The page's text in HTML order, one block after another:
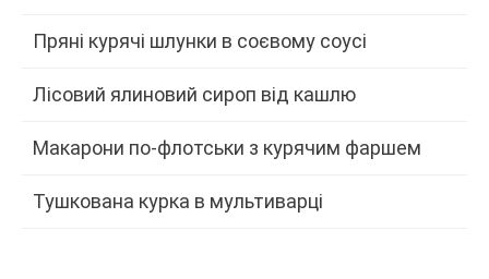
Пряні курячі шлунки в соєвому соусі
Лісовий ялиновий сироп від кашлю
Макарони по-флотськи з курячим фаршем
Тушкована курка в мультиварці